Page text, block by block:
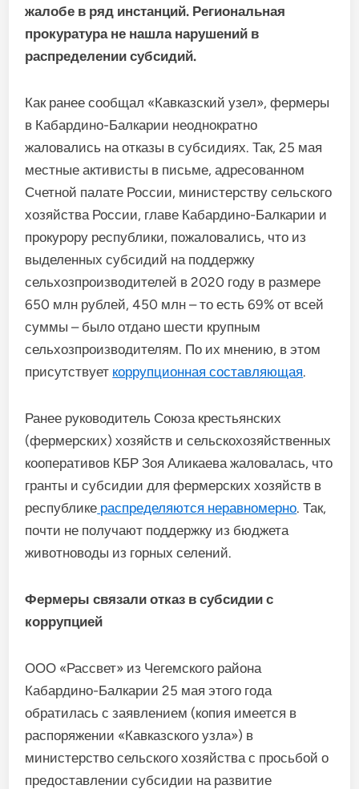
жалобе в ряд инстанций. Региональная
прокуратура не нашла нарушений в
распределении субсидий.
Как ранее сообщал «Кавказский узел», фермеры
в Кабардино-Балкарии неоднократно
жаловались на отказы в субсидиях. Так, 25 мая
местные активисты в письме, адресованном
Счетной палате России, министерству сельского
хозяйства России, главе Кабардино-Балкарии и
прокурору республики, пожаловались, что из
выделенных субсидий на поддержку
сельхозпроизводителей в 2020 году в размере
650 млн рублей, 450 млн – то есть 69% от всей
суммы – было отдано шести крупным
сельхозпроизводителям. По их мнению, в этом
присутствует коррупционная составляющая.
Ранее руководитель Союза крестьянских
(фермерских) хозяйств и сельскохозяйственных
кооперативов КБР Зоя Аликаева жаловалась, что
гранты и субсидии для фермерских хозяйств в
республике распределяются неравномерно. Так,
почти не получают поддержку из бюджета
животноводы из горных селений.
Фермеры связали отказ в субсидии с
коррупцией
ООО «Рассвет» из Чегемского района
Кабардино-Балкарии 25 мая этого года
обратилась с заявлением (копия имеется в
распоряжении «Кавказского узла») в
министерство сельского хозяйства с просьбой о
предоставлении субсидии на развитие